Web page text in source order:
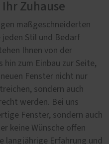
Zuhause
maßgeschneiderten
jeden Stil und Bedarf
Ihnen von der
hin zum Einbau zur Seite,
Fenster nicht nur
sondern auch
werden. Bei uns
Fenster, sondern auch
keine Wünsche offen
langjährige Erfahrung und